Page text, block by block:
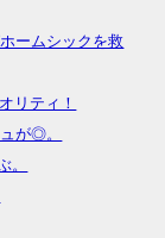
ームシックを救
リティ！
が◎。
。